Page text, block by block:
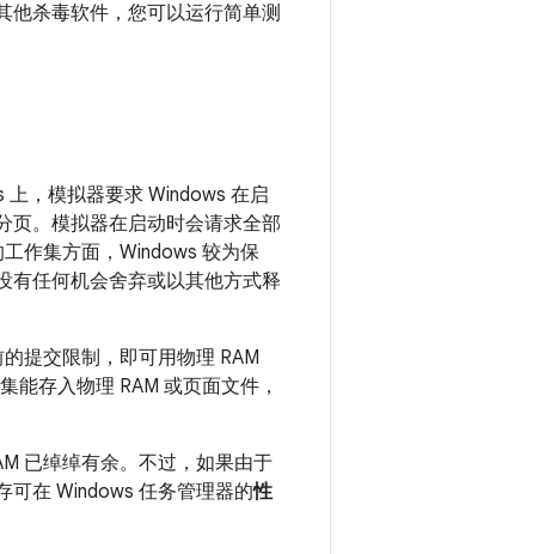
他杀毒软件，您可以运行简单测
，模拟器要求 Windows 在启
页。模拟器在启动时会请求全部
作集方面，Windows 较为保
有任何机会舍弃或以其他方式释
提交限制，即可用物理 RAM
能存入物理 RAM 或页面文件，
已绰绰有余。不过，如果由于
可在 Windows 任务管理器的性